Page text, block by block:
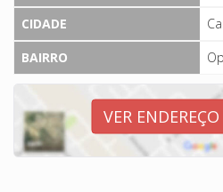
CIDADE
BAIRRO
VER